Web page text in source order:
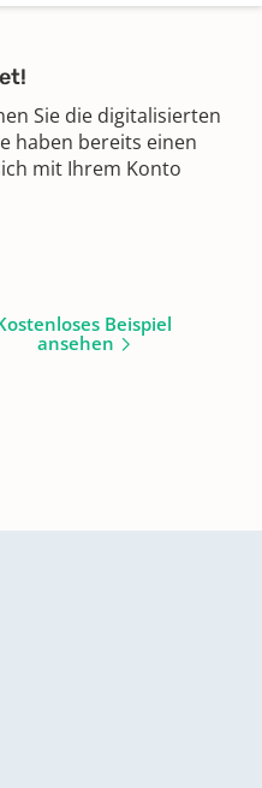
Sie die digitalisierten
haben bereits einen
mit Ihrem Konto
Beispiel
ansehen